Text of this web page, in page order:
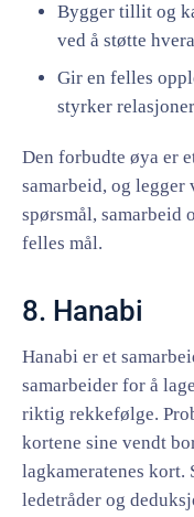
Bygger tillit og
ved å støtte
Gir en felles
styrker
Den forbudte øya er
samarbeid, og
spørsmål, samarbeid
felles mål.
8. Hanabi
Hanabi er et
samarbeider for å
riktig rekkefølge.
kortene sine vendt
lagkameratenes kort.
ledetråder og